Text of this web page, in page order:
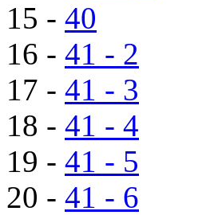
15 - 40
16 - 41 - 2
17 - 41 - 3
18 - 41 - 4
19 - 41 - 5
20 - 41 - 6